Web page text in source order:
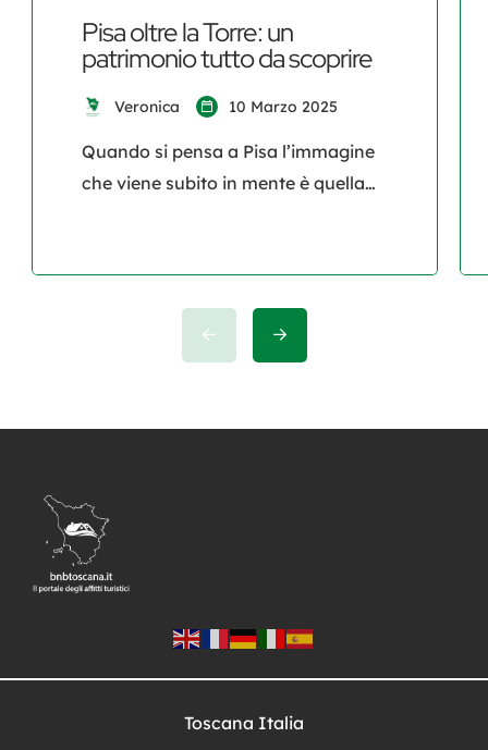
Pisa oltre la Torre: un
patrimonio tutto da scoprire
Veronica 10 Marzo 2025
Quando si pensa a Pisa l’immagine
che viene subito in mente è quella
toscana custodisce un patrimonio
ricco di storia, cultura e tradizioni
che vanno ben oltre la Piazza dei
offre un viaggio indimenticabile alla
Toscana Italia